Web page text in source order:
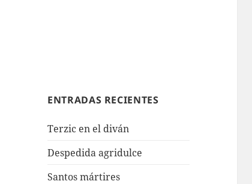
ENTRADAS RECIENTES
Terzic en el diván
Despedida agridulce
Santos mártires